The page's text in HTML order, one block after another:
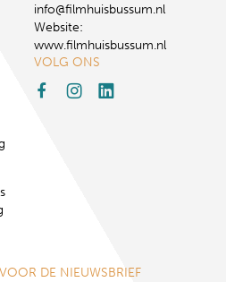
info@filmhuisbussum.nl
Website:
www.filmhuisbussum.nl
VOLG ONS
DE NIEUWSBRIEF